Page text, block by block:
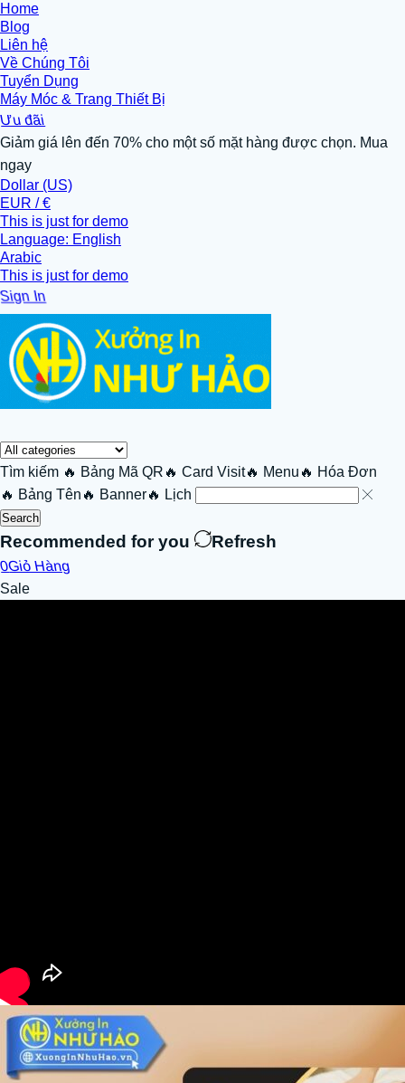
Home
Blog
Liên hệ
Về Chúng Tôi
Tuyển Dụng
Máy Móc & Trang Thiết Bị
đãi
Giảm giá lên đến 70% cho một số mặt hàng được chọn. Mua
ngay
Dollar (US)
EUR / €
This is just for demo
Language: English
Arabic
This is just for demo
In
Tìm kiếm 🔥 Bảng Mã QR 🔥 Card Visit🔥 Menu 🔥 Hóa Đơn
🔥 Bảng Tên 🔥 Banner🔥 Lịch
Search
Recommended for you Refresh
Giỏ Hàng
Sale